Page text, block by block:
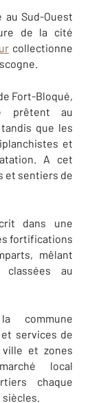
au Sud-Ouest
de la cité
collectionne
Fort-Bloqué,
prêtent au
que les
et
A cet
et sentiers de
dans une
fortifications
mêlant
classées au
commune
services de
et zones
local
chaque
siècles.